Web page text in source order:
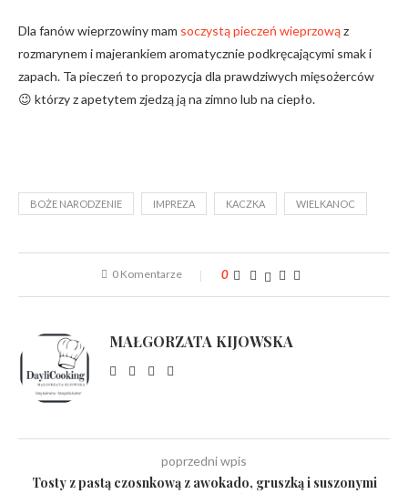
Dla fanów wieprzowiny mam soczystą pieczeń wieprzowąz
rozmarynem i majerankiem aromatycznie podkręcającymi smak i
zapach. Ta pieczeń to propozycja dla prawdziwych mięsożerców
😉 którzy z apetytem zjedzą ją na zimno lub na ciepło.
BOŻE NARODZENIE IMPREZA KACZKA WIELKANOC
0 Komentarze 0
MAŁGORZATA KIJOWSKA
poprzedni wpis
Tosty z pastą czosnkową z awokado, gruszką i suszonymi